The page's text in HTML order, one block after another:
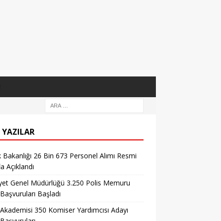
YAZILAR
Bakanlığı 26 Bin 673 Personel Alımı Resmi
Açıklandı
Genel Müdürlüğü 3.250 Polis Memuru
Başvuruları Başladı
350 Komiser Yardımcısı Adayı